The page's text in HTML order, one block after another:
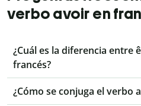
verbo avoir en
¿Cuál es la diferencia entre
francés?
¿Cómo se conjuga el verbo